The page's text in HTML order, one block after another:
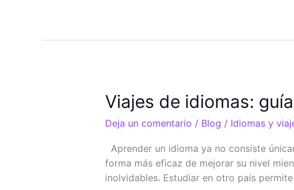
Viajes de idiomas:
Deja un comentario / Blog / Idiomas y
Aprender un idioma ya no consiste
forma más eficaz de mejorar su nivel
inolvidables. Estudiar en otro país
Viajes
de
idiomas:
definitiva
2026